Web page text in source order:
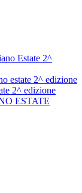
Estate 2^
estate 2^ edizione
2^ edizione
ESTATE